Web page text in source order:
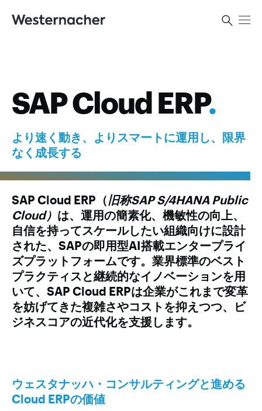
SAP Cloud ERP.
より速く動き、よりスマートに運用し、限界
なく成長する
SAP Cloud ERP（旧称SAP S/4HANA Public
Cloud） は、運用の簡素化、機敏性の向上、
自信を持ってスケールしたい組織向けに設計
された、SAPの即用型AI搭載エンタープライ
ズプラットフォームです。業界標準のベスト
プラクティスと継続的なイノベーションを用
いて、SAP Cloud ERPは企業がこれまで変革
を妨げてきた複雑さやコストを抑えつつ、ビ
ジネスコアの近代化を支援します。
ウェスタナッハ・コンサルティングと進める
Cloud ERPの価値